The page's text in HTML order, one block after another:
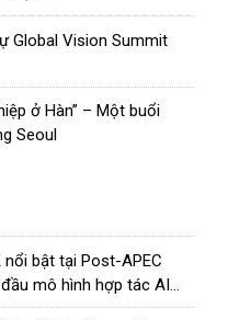
Global Vision Summit
ở Hàn” – Một buổi
Seoul
nổi bật tại Post-APEC
mô hình hợp tác AI